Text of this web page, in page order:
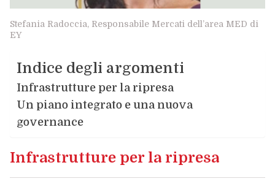
Stefania Radoccia, Responsabile Mercati dell’area MED di
EY
Indice degli argomenti
Infrastrutture per la ripresa
Un piano integrato e una nuova
governance
Infrastrutture per la ripresa